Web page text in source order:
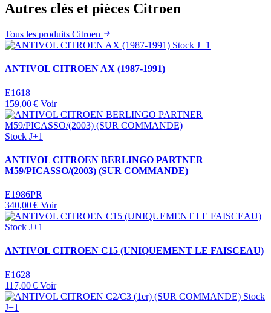
Autres clés et pièces Citroen
Tous les produits Citroen
Stock J+1
ANTIVOL CITROEN AX (1987-1991)
E1618
159,00 € Voir
Stock J+1
ANTIVOL CITROEN BERLINGO PARTNER
M59/PICASSO/(2003) (SUR COMMANDE)
E1986PR
340,00 € Voir
Stock J+1
ANTIVOL CITROEN C15 (UNIQUEMENT LE FAISCEAU)
E1628
117,00 € Voir
Stock
J+1